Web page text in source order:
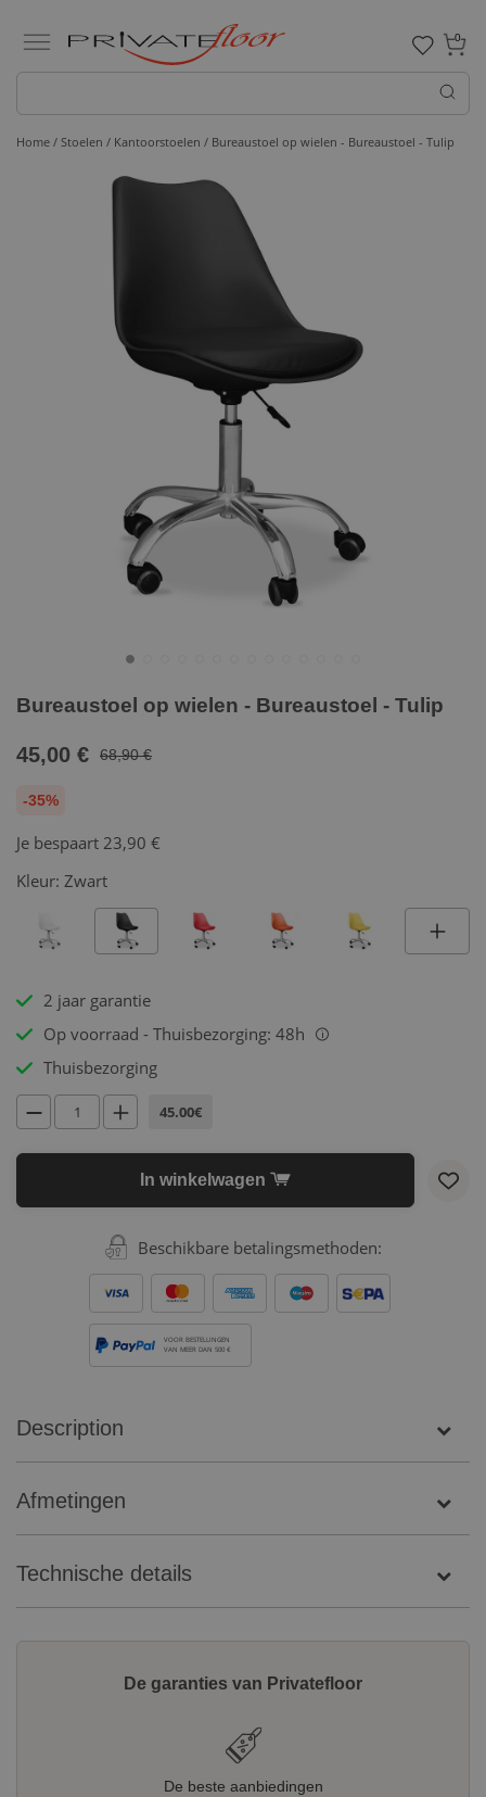
0
Home / Stoelen / Kantoorstoelen / Bureaustoel op wielen - Bureaustoel - Tulip
Bureaustoel op wielen - Bureaustoel - Tulip
45,00 € 68,90 €
-35%
Je bespaart 23,90 €
Kleur: Zwart
2 jaar garantie
Op voorraad - Thuisbezorging: 48h
i
Thuisbezorging
45.00€
In winkelwagen
Beschikbare betalingsmethoden:
VOOR BESTELLINGEN
VAN MEER DAN 500 €
Description
Afmetingen
Technische details
De garanties van Privatefloor
De beste aanbiedingen